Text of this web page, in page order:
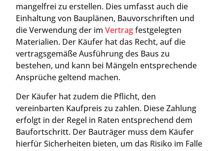
mangelfrei zu erstellen. Dies umfasst auch die
Einhaltung von Bauplänen, Bauvorschriften und
die Verwendung der im Vertragfestgelegten
Materialien. Der Käufer hat das Recht, auf die
vertragsgemäße Ausführung des Baus zu
bestehen, und kann bei Mängeln entsprechende
Ansprüche geltend machen.
Der Käufer hat zudem die Pflicht, den
vereinbarten Kaufpreis zu zahlen. Diese Zahlung
erfolgt in der Regel in Raten entsprechend dem
Baufortschritt. Der Bauträger muss dem Käufer
hierfür Sicherheiten bieten, um das Risiko im Falle